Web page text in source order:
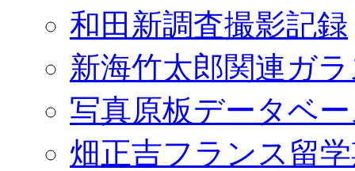
和田新調査撮影記録
新海竹太郎関連ガ
写真原板データベ
畑正吉フランス留